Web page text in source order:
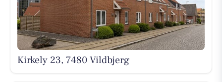
Kirkely 23, 7480 Vildbjerg